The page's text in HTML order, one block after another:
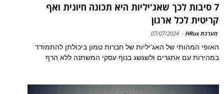
7 סיבות לכך שאג'יליות היא תכונה חיונית ואף
קריטית לכל ארגון
מערכת HRus -
07/07/2024
האופי המהותי של האג'יליות של חברות טמון ביכולתן להתמודד
במהירות עם אתגרים ולשגשג בנוף עסקי המשתנה ללא הרף